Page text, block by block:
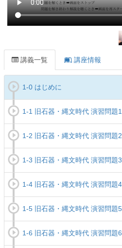
講義一覧 講座情報
1-0 はじめに
1-1 旧石器・縄文時代 演習問題1
1-2 旧石器・縄文時代 演習問題2
1-3 旧石器・縄文時代 演習問題3
1-4 旧石器・縄文時代 演習問題4
1-5 旧石器・縄文時代 演習問題5
1-6 旧石器・縄文時代 演習問題6